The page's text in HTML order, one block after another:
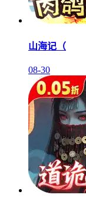
山海记（
08-30